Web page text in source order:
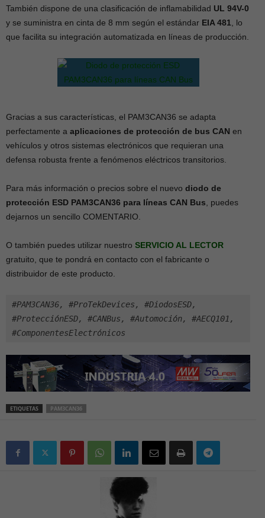
También dispone de una clasificación de inflamabilidad UL 94V-0
y se suministra en cinta de 8 mm según el estándar EIA 481 , lo
que facilita su integración automatizada en líneas de producción.
Gracias a sus características, el PAM3CAN36 se adapta
perfectamente a aplicaciones de protección de bus CAN en
vehículos y otros sistemas electrónicos que requieran una
defensa robusta frente a fenómenos eléctricos transitorios.
Para más información o precios sobre el nuevo diodo de
protección ESD PAM3CAN36 para líneas CAN Bus , puedes
dejarnos un sencillo COMENTARIO.
O también puedes utilizar nuestro SERVICIO AL LECTOR
gratuito, que te pondrá en contacto con el fabricante o
distribuidor de este producto.
#PAM3CAN36, #ProTekDevices, #DiodosESD,
#ProtecciónESD, #CANBus, #Automoción, #AECQ101,
#ComponentesElectrónicos
ETIQUETAS PAM3CAN36